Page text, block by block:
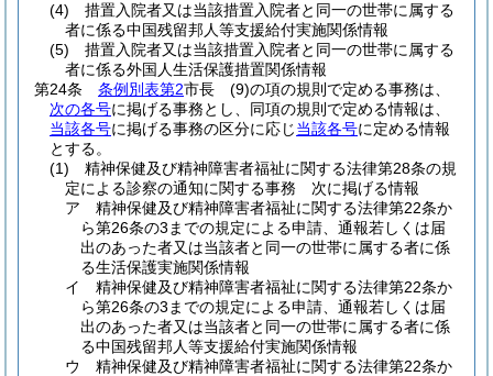
(4)
措置入院者又は当該措置入院者と同一の世帯に属する
者に係る中国残留邦人等支援給付実施関係情報
(5)
措置入院者又は当該措置入院者と同一の世帯に属する
者に係る外国人生活保護措置関係情報
第24条
条例別表第2市長 (9)の項の規則で定める事務は、
次の各号に掲げる事務とし、同項の規則で定める情報は、
当該各号に掲げる事務の区分に応じ当該各号に定める情報
とする。
(1)
精神保健及び精神障害者福祉に関する法律第28条の規
定による診察の通知に関する事務 次に掲げる情報
ア
精神保健及び精神障害者福祉に関する法律第22条か
ら第26条の3までの規定による申請、通報若しくは届
出のあった者又は当該者と同一の世帯に属する者に係
る生活保護実施関係情報
イ
精神保健及び精神障害者福祉に関する法律第22条か
ら第26条の3までの規定による申請、通報若しくは届
出のあった者又は当該者と同一の世帯に属する者に係
る中国残留邦人等支援給付実施関係情報
ウ
精神保健及び精神障害者福祉に関する法律第22条か